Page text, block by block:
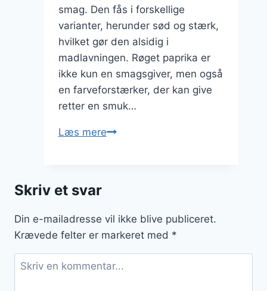
smag. Den fås i forskellige
varianter, herunder sød og stærk,
hvilket gør den alsidig i
madlavningen. Røget paprika er
ikke kun en smagsgiver, men også
en farveforstærker, der kan give
retter en smuk…
Læs mereRøget
Skriv et svar
Din e-mailadresse vil ikke blive publiceret.
Krævede felter er markeret med *